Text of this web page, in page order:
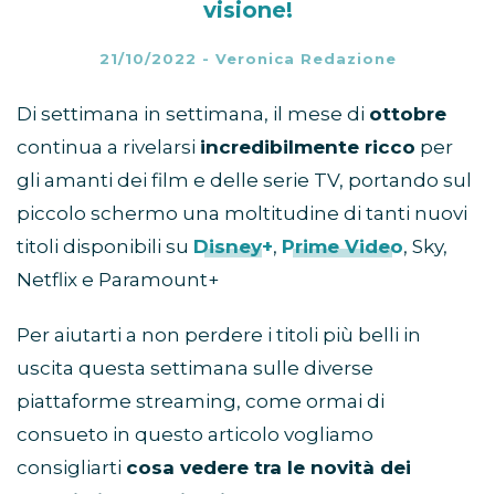
visione!
21/10/2022 - Veronica Redazione
Di settimana in settimana, il mese di ottobre
continua a rivelarsi incredibilmente ricco per
gli amanti dei film e delle serie TV, portando sul
piccolo schermo una moltitudine di tanti nuovi
titoli disponibili su Disney+, Prime Video, Sky,
Netflix e Paramount+
Per aiutarti a non perdere i titoli più belli in
uscita questa settimana sulle diverse
piattaforme streaming, come ormai di
consueto in questo articolo vogliamo
consigliarti cosa vedere tra le novità dei